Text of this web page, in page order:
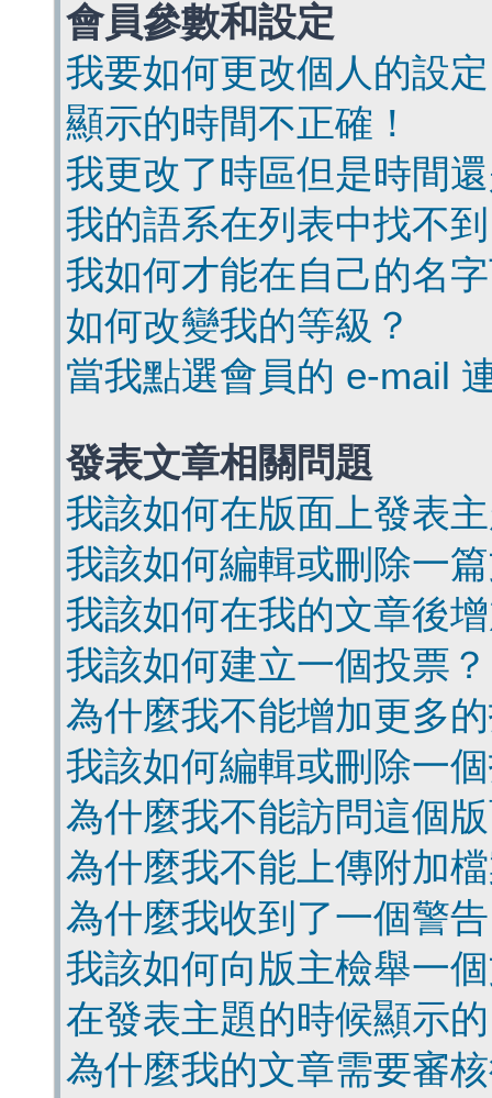
會員參數和設定
我要如何更改個人的設
顯示的時間不正確！
我更改了時區但是時間
我的語系在列表中找不
我如何才能在自己的名
如何改變我的等級？
當我點選會員的 e-mail
發表文章相關問題
我該如何在版面上發表
我該如何編輯或刪除一
我該如何在我的文章後
我該如何建立一個投票？
為什麼我不能增加更多
我該如何編輯或刪除一
為什麼我不能訪問這個
為什麼我不能上傳附加
為什麼我收到了一個警
我該如何向版主檢舉一
在發表主題的時候顯示
為什麼我的文章需要審